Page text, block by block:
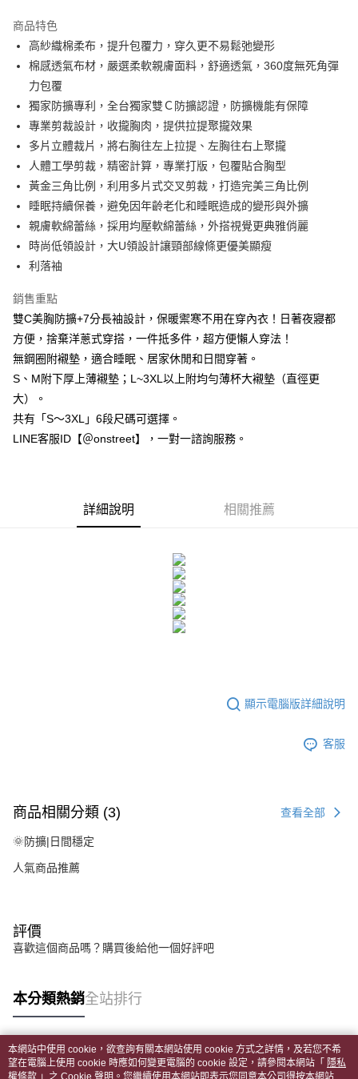
合作金庫商業銀行
華南商業銀行
彰化商業銀行
上海商業儲蓄銀行
台北富邦商業銀行
國泰世華商業銀行
臺灣中小企業銀行
台中商業銀行
匯豐（台灣）商業銀行
華泰商業銀行
聯邦商業銀行
遠東國際商業銀行
元大商業銀行
永豐商業銀行
玉山商業銀行
星展（台灣）商業銀行
台新國際商業銀行
中國信託商業銀行
台灣樂天信用卡公司
超商取貨付款
LINE Pay
Apple Pay
街口支付
AFTEE先享後付
相關說明
【關於「AFTEE先享後付」】
AFTEE先享後付是「在收到商品之後才付款」的支付方式。 讓您購物簡單
便利好安心！
１．簡單：不需註冊會員、不需綁卡、不需儲值。
３．安心：先確認商品／服務後，再付款。
【「AFTEE先享後付」結帳流程】
１．於結帳方式選擇「AFTEE先享後付」後，將跳轉至「AFTEE先享後付」
結帳頁面，進行簡訊認證並確認金額後，即可完成結帳。
２．訂單成立數日內，您將收到繳費通知簡訊。
３．收到繳費通知簡訊後14天內，點擊此簡訊中的連結，可透過四大超商／
ATM／網路銀行／等多元方式進行付款，方視為交易完成。
※ 請注意：結帳手續完成當下不需立刻繳費，但若您需要取消訂單，請聯絡
購買商品的店家。未經商家同意取消之訂單仍視為有效，需透過AFTEE先享
後付繳納相關費用。
１．透過由恩沛科技股份有限公司提供之「AFTEE先享後付」服務完成之交
２．關於個人資料處理事宜，請瀏覽以下網址：
３．未成年的使用者請事先徵得法定代理人或監護人之同意方可使用
「AFTEE先享後付」，若未經同意申辦者引起之損失，本公司不負相關責
恩沛科技股份有限公司將有權停止該用戶之使用額度並採取法律行動。
運送方式
全家付款取貨
每筆NT$80，滿NT$1,500(含以上)免運費
付款後全家取貨
每筆NT$80，滿NT$1,500(含以上)免運費
7-11付款取貨
每筆NT$80，滿NT$1,500(含以上)免運費
每筆NT$80，滿NT$1,500(含以上)免運費
商品特色
高紗織棉柔布，提升包覆力，穿久更不易鬆弛變形
棉感透氣布材，嚴選柔軟親膚面料，舒適透氣，360度無死角彈
力包覆
獨家防擴專利，全台獨家雙Ｃ防擴認證，防擴機能有保障
專業剪裁設計，收攏胸肉，提供拉提聚攏效果
多片立體裁片，將右胸往左上拉提、左胸往右上聚攏
人體工學剪裁，精密計算，專業打版，包覆貼合胸型
黃金三角比例，利用多片式交叉剪裁，打造完美三角比例
睡眠持續保養，避免因年齡老化和睡眠造成的變形與外擴
親膚軟綿蕾絲，採用均壓軟綿蕾絲，外搭視覺更典雅俏麗
時尚低領設計，大U領設計讓頸部線條更優美顯瘦
利落袖
銷售重點
雙C美胸防擴+7分長袖設計，保暖禦寒不用在穿內衣！日著夜寢都
方便，捨棄洋蔥式穿搭，一件抵多件，超方便懶人穿法！
無鋼圈附襯墊，適合睡眠、居家休閒和日間穿著。
S、M附下厚上薄襯墊；L~3XL以上附均勻薄杯大襯墊（直徑更
大）。
共有「S～3XL」6段尺碼可選擇。
LINE客服ID【＠onstreet】，一對一諮詢服務。
詳細說明 相關推薦
顯示電腦版詳細說明
客服
商品相關分類 (3) 查看全部
🌞防擴|日間穩定
人氣商品推薦
評價
喜歡這個商品嗎？購買後給他一個好評吧
本分類熱銷全站排行
熱門標籤
本網站中使用 cookie，欲查詢有關本網站使用 cookie 方式之詳情，及若您不希
望在電腦上使用 cookie 時應如何變更電腦的 cookie 設定，請參閱本網站「 隱私
權條款 」之 Cookie 聲明。您繼續使用本網站即表示您同意本公司得按本網站使